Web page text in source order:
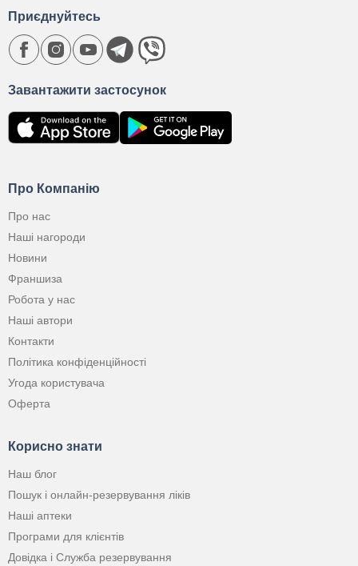
Про Компанію
Про нас
Наші нагороди
Новини
Франшиза
Робота у нас
Наші автори
Контакти
Політика конфіденційності
Угода користувача
Оферта
Корисно знати
Наш блог
Пошук і онлайн-резервування ліків
Наші аптеки
Програми для клієнтів
Довідка і Служба резервування
Завантажити застосунок
Приєднуйтесь